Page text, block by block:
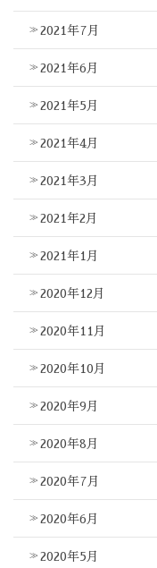
2021年7月
2021年6月
2021年5月
2021年4月
2021年3月
2021年2月
2021年1月
2020年12月
2020年11月
2020年10月
2020年9月
2020年8月
2020年7月
2020年6月
2020年5月